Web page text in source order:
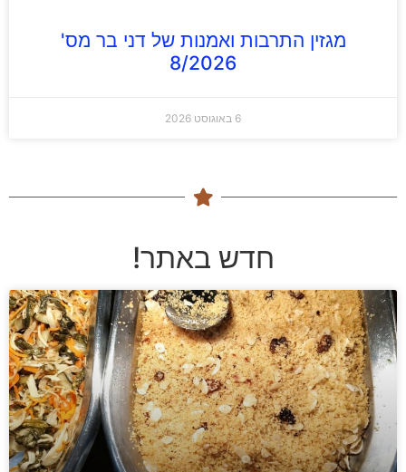
מגזין התרבות ואמנות של דני בר מס'
8/2026
6 באוגוסט 2026
חדש באתר!